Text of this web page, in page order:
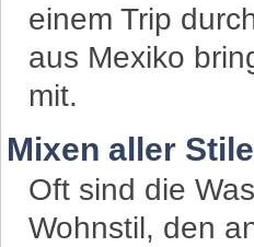
einem Trip
aus Mexiko
mit.
Mixen aller
Oft sind die
Wohnstil, den